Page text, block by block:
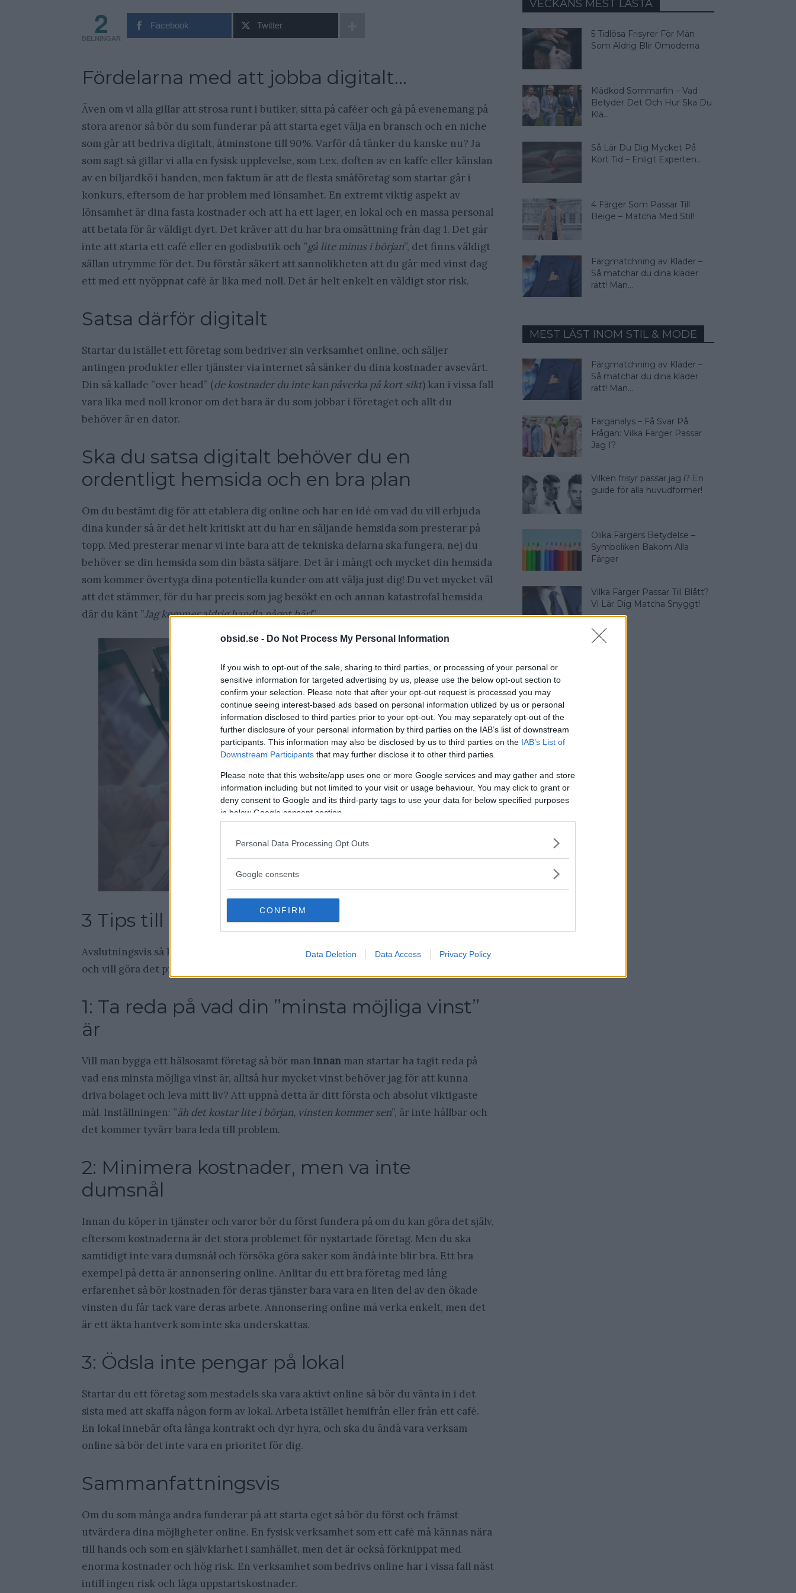
obsid.se - Do Not Process My Personal Information
If you wish to opt-out of the sale, sharing to third parties, or processing of your personal or
sensitive information for targeted advertising by us, please use the below opt-out section to
confirm your selection. Please note that after your opt-out request is processed you may
continue seeing interest-based ads based on personal information utilized by us or personal
information disclosed to third parties prior to your opt-out. You may separately opt-out of the
further disclosure of your personal information by third parties on the IAB’s list of downstream
participants. This information may also be disclosed by us to third parties on the IAB’s List of
Downstream Participants that may further disclose it to other third parties.
Please note that this website/app uses one or more Google services and may gather and store
information including but not limited to your visit or usage behaviour. You may click to grant or
deny consent to Google and its third-party tags to use your data for below specified purposes
in below Google consent section.
Personal Data Processing Opt Outs
Google consents
CONFIRM
Data Deletion Data Access Privacy Policy
2
DELNINGAR
Facebook Twitter
Fördelarna med att jobba digitalt…
Även om vi alla gillar att strosa runt i butiker, sitta på caféer och gå på evenemang på
stora arenor så bör du som funderar på att starta eget välja en bransch och en niche
som går att bedriva digitalt, åtminstone till 90%. Varför då tänker du kanske nu? Ja
som sagt så gillar vi alla en fysisk upplevelse, som t.ex. doften av en kaffe eller känslan
av en biljardkö i handen, men faktum är att de flesta småföretag som startar går i
konkurs, eftersom de har problem med lönsamhet. En extremt viktig aspekt av
lönsamhet är dina fasta kostnader och att ha ett lager, en lokal och en massa personal
att betala för är väldigt dyrt. Det kräver att du har bra omsättning från dag 1. Det går
inte att starta ett café eller en godisbutik och ”gå lite minus i början”, det finns väldigt
sällan utrymme för det. Du förstår säkert att sannolikheten att du går med vinst dag
ett med ett nyöppnat café är lika med noll. Det är helt enkelt en väldigt stor risk.
Satsa därför digitalt
Startar du istället ett företag som bedriver sin verksamhet online, och säljer
antingen produkter eller tjänster via internet så sänker du dina kostnader avsevärt.
Din så kallade ”over head” (de kostnader du inte kan påverka på kort sikt) kan i vissa fall
vara lika med noll kronor om det bara är du som jobbar i företaget och allt du
behöver är en dator.
Ska du satsa digitalt behöver du en
ordentligt hemsida och en bra plan
Om du bestämt dig för att etablera dig online och har en idé om vad du vill erbjuda
dina kunder så är det helt kritiskt att du har en säljande hemsida som presterar på
topp. Med presterar menar vi inte bara att de tekniska delarna ska fungera, nej du
behöver se din hemsida som din bästa säljare. Det är i mångt och mycket din hemsida
som kommer övertyga dina potentiella kunder om att välja just dig! Du vet mycket väl
att det stämmer, för du har precis som jag besökt en och annan katastrofal hemsida
där du känt ”Jag kommer aldrig handla något här!”.
3 Tips till dig som vill satsa digitalt
Avslutningsvis så kommer här 3 värdefulla tips till dig som funderar på att starta eget
och vill göra det primärt digitalt.
1: Ta reda på vad din ”minsta möjliga vinst”
är
Vill man bygga ett hälsosamt företag så bör man innan man startar ha tagit reda på
vad ens minsta möjliga vinst är, alltså hur mycket vinst behöver jag för att kunna
driva bolaget och leva mitt liv? Att uppnå detta är ditt första och absolut viktigaste
mål. Inställningen: ”äh det kostar lite i början, vinsten kommer sen”, är inte hållbar och
det kommer tyvärr bara leda till problem.
2: Minimera kostnader, men va inte
dumsnål
Innan du köper in tjänster och varor bör du först fundera på om du kan göra det själv,
eftersom kostnaderna är det stora problemet för nystartade företag. Men du ska
samtidigt inte vara dumsnål och försöka göra saker som ändå inte blir bra. Ett bra
exempel på detta är annonsering online. Anlitar du ett bra företag med lång
erfarenhet så bör kostnaden för deras tjänster bara vara en liten del av den ökade
vinsten du får tack vare deras arbete. Annonsering online må verka enkelt, men det
är ett äkta hantverk som inte ska underskattas.
3: Ödsla inte pengar på lokal
Startar du ett företag som mestadels ska vara aktivt online så bör du vänta in i det
sista med att skaffa någon form av lokal. Arbeta istället hemifrån eller från ett café.
En lokal innebär ofta långa kontrakt och dyr hyra, och ska du ändå vara verksam
online så bör det inte vara en prioritet för dig.
Sammanfattningsvis
Om du som många andra funderar på att starta eget så bör du först och främst
utvärdera dina möjligheter online. En fysisk verksamhet som ett café må kännas nära
till hands och som en självklarhet i samhället, men det är också förknippat med
enorma kostnader och hög risk. En verksamhet som bedrivs online har i vissa fall näst
intill ingen risk och låga uppstartskostnader.
VECKANS MEST LÄSTA
5 Tidlösa Frisyrer För Män
Som Aldrig Blir Omoderna
Klädkod Sommarfin – Vad
Betyder Det Och Hur Ska Du
Klä...
Så Lär Du Dig Mycket På
Kort Tid – Enligt Experten...
4 Färger Som Passar Till
Beige – Matcha Med Stil!
Färgmatchning av Kläder –
Så matchar du dina kläder
rätt! Man...
MEST LÄST INOM STIL & MODE
Färgmatchning av Kläder –
Så matchar du dina kläder
rätt! Man...
Färganalys – Få Svar På
Frågan: Vilka Färger Passar
Jag I?
Vilken frisyr passar jag i? En
guide för alla huvudformer!
Olika Färgers Betydelse –
Symboliken Bakom Alla
Färger
Vilka Färger Passar Till Blått?
Vi Lär Dig Matcha Snyggt!